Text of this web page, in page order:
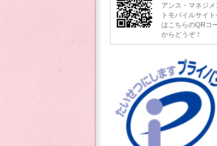
アンス・マネジメ
トモバイルサイ
はこちらのQRコ
からどうぞ！